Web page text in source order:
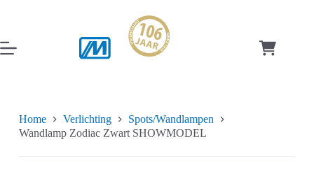
inhoud
Home Verlichting
Spots/Wandlampen
Wandlamp Zodiac Zwart SHOWMODEL